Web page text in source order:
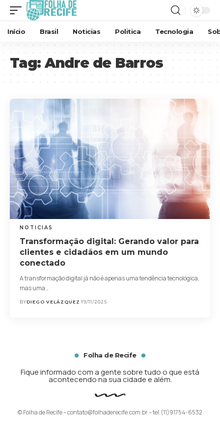
Início Brasil Noticias Politica Tecnologia
Tag:Andre de Barros
NOTICIAS
Transformação digital: Gerando valor para
clientes e cidadãos em um mundo
conectado
A transformação digital já não é apenas uma tendência tecnológica,
mas uma…
BYDIEGO VELÁZQUEZ 19/11/2025
Folha de Recife
Fique informado com a gente sobre tudo o que está
acontecendo na sua cidade e além.
© Folha de Recife –contato@folhaderecife.com.br– tel.(11)91754-6532